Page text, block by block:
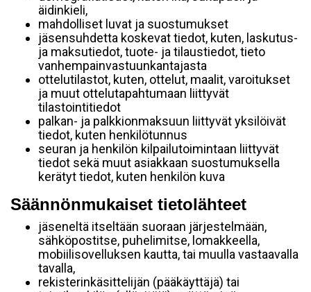
äidinkieli,
mahdolliset luvat ja suostumukset
jäsensuhdetta koskevat tiedot, kuten, laskutus-
ja maksutiedot, tuote- ja tilaustiedot, tieto
vanhempainvastuunkantajasta
ottelutilastot, kuten, ottelut, maalit, varoitukset
ja muut ottelutapahtumaan liittyvät
tilastointitiedot
palkan- ja palkkionmaksuun liittyvät yksilöivät
tiedot, kuten henkilötunnus
seuran ja henkilön kilpailutoimintaan liittyvät
tiedot sekä muut asiakkaan suostumuksella
kerätyt tiedot, kuten henkilön kuva
Säännönmukaiset tietolähteet
jäseneltä itseltään suoraan järjestelmään,
sähköpostitse, puhelimitse, lomakkeella,
mobiilisovelluksen kautta, tai muulla vastaavalla
tavalla,
rekisterinkäsittelijän (pääkäyttäjä) tai